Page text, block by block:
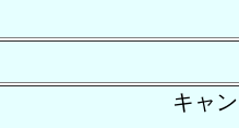
キャ